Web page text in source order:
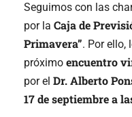
Seguimos con las
por la Caja de
Primavera”. Por ello,
próximo encuentro
por el Dr. Alberto
17 de septiembre a